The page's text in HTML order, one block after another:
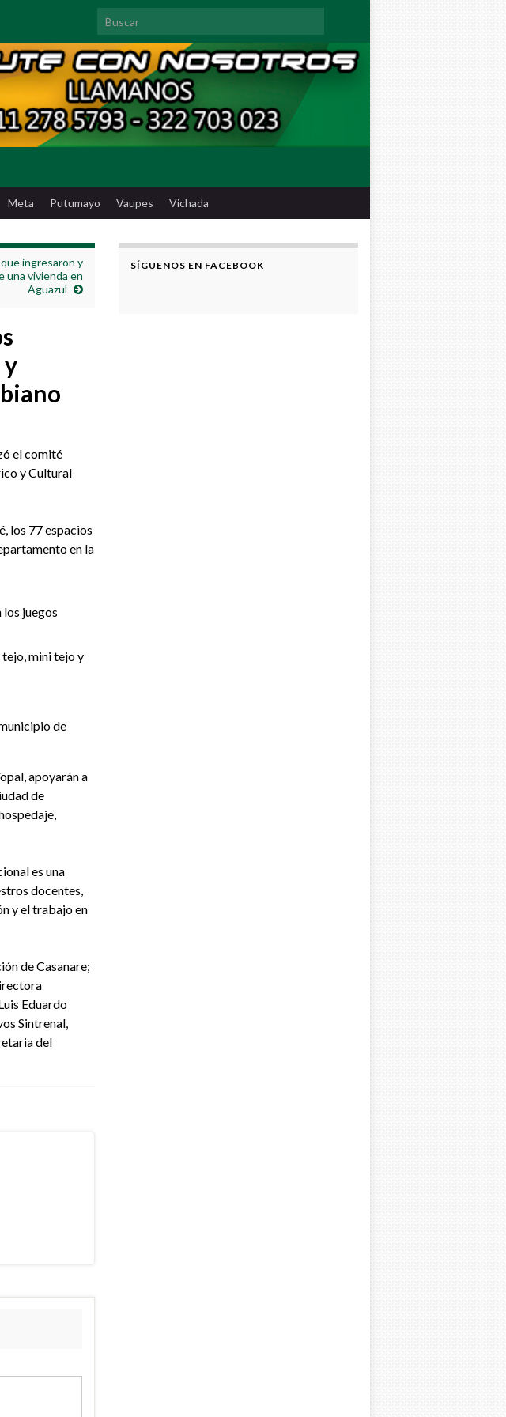
Search for:
Meta Putumayo Vaupes Vichada
ingresaron y
una vivienda en
Aguazul
el comité
y Cultural
los 77 espacios
en la
juegos
mini tejo y
de
apoyarán a
de
es una
docentes,
y el trabajo en
de Casanare;
Eduardo
Sintrenal,
del
SÍGUENOS EN FACEBOOK